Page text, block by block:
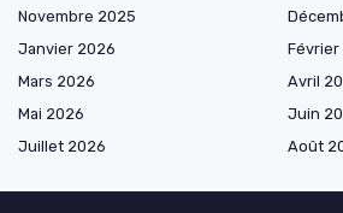
Novembre 2025
Janvier 2026
Février
Mars 2026
Avril
Mai 2026
Juin
Juillet 2026
Août